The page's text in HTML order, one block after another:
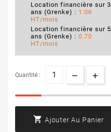
Location financière sur 3
ans (Grenke) : 1.06
HT/mois
Location financière sur 5
ans (Grenke) : 0.70
HT/mois
Quantité :
 Ajouter Au Panier